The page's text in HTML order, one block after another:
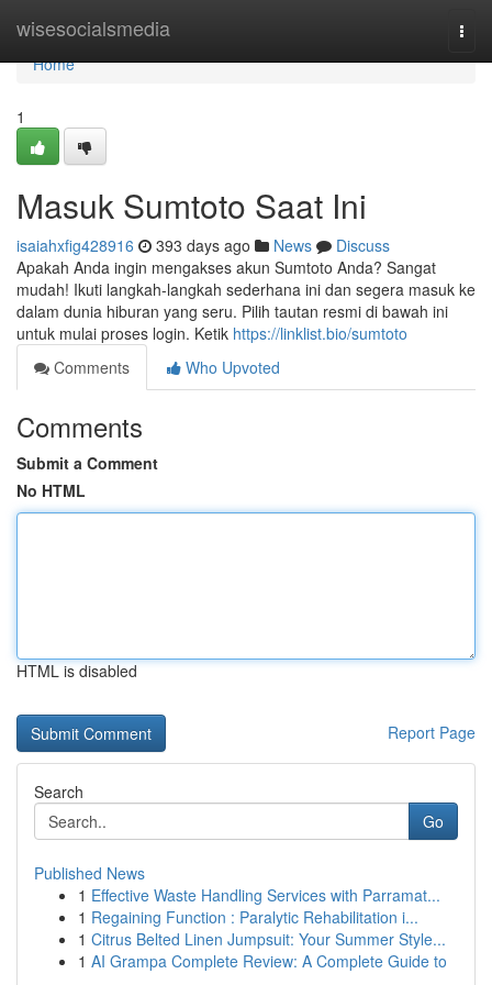
wisesocialsmedia
Home
Home
1
Masuk Sumtoto Saat Ini
isaiahxfig428916 393 days ago News
Discuss
Apakah Anda ingin mengakses akun Sumtoto Anda? Sangat
mudah! Ikuti langkah-langkah sederhana ini dan segera masuk ke
dalam dunia hiburan yang seru. Pilih tautan resmi di bawah ini
untuk mulai proses login. Ketik https://linklist.bio/sumtoto
Comments
Who Upvoted
Comments
Submit a Comment
No HTML
HTML is disabled
Report Page
Search
Go
Published News
1 Effective Waste Handling Services with Parramat...
1 Regaining Function : Paralytic Rehabilitation i...
1 Citrus Belted Linen Jumpsuit: Your Summer Style...
1 AI Grampa Complete Review: A Complete Guide to